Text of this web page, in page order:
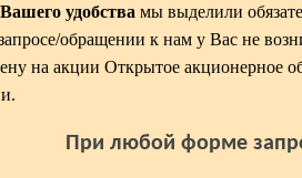
Вашего удобства мы выделили
обращении к нам у Вас не
на акции Открытое акционерное
При любой форме